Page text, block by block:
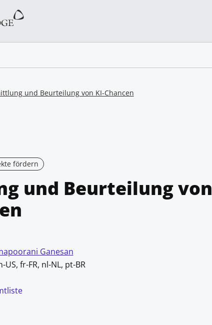
und Beurteilung von KI-Chancen
fördern
und Beurteilung von
Ganesan
US, fr-FR, nl-NL, pt-BR